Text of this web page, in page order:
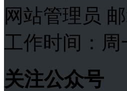
网站管理员
工作时间：周
关注公众号